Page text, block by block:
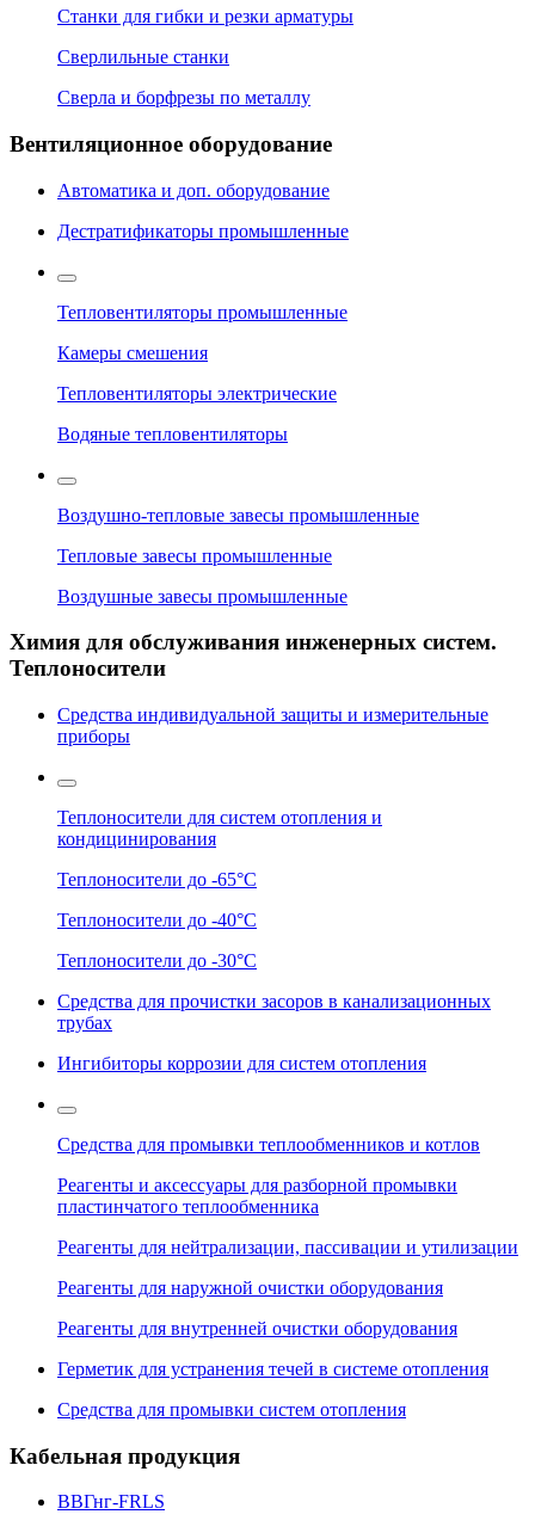
Станки для гибки и резки арматуры
Сверлильные станки
Сверла и борфрезы по металлу
Вентиляционное оборудование
Автоматика и доп. оборудование
Дестратификаторы промышленные
Тепловентиляторы промышленные
Камеры смешения
Тепловентиляторы электрические
Водяные тепловентиляторы
Воздушно-тепловые завесы промышленные
Тепловые завесы промышленные
Воздушные завесы промышленные
Химия для обслуживания инженерных систем.
Теплоносители
Средства индивидуальной защиты и измерительные
приборы
Теплоносители для систем отопления и
кондицинирования
Теплоносители до -65°C
Теплоносители до -40°C
Теплоносители до -30°C
Средства для прочистки засоров в канализационных
трубах
Ингибиторы коррозии для систем отопления
Средства для промывки теплообменников и котлов
Реагенты и аксессуары для разборной промывки
пластинчатого теплообменника
Реагенты для нейтрализации, пассивации и утилизации
Реагенты для наружной очистки оборудования
Реагенты для внутренней очистки оборудования
Герметик для устранения течей в системе отопления
Средства для промывки систем отопления
Кабельная продукция
ВВГнг-FRLS